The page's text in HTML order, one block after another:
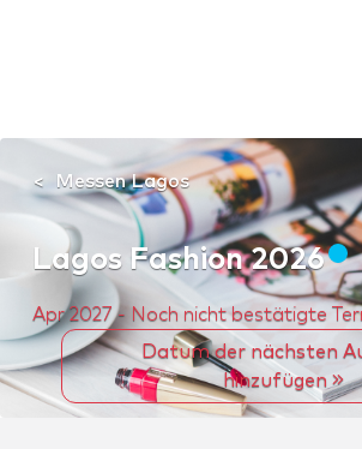
Messen Lagos
Lagos Fashion 2026
Apr 2027 - Noch nicht bestätigte
Datum der nächsten
hinzufügen